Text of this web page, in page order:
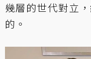
幾層的世代對立
的。